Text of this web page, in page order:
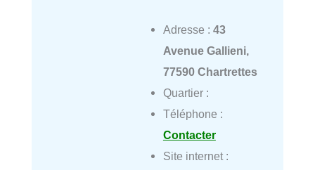
Adresse : 43
Avenue Gallieni,
77590 Chartrettes
Quartier :
Téléphone :
Contacter
Site internet :